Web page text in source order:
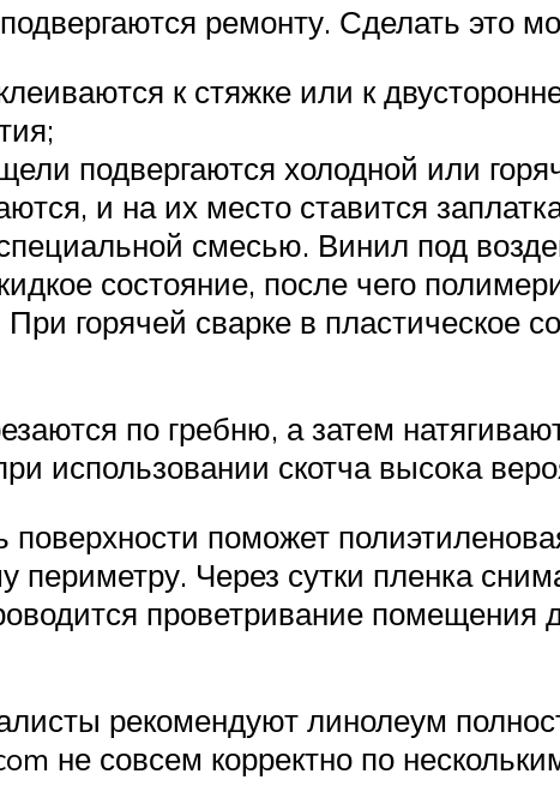
ремонту. Сделать это
к стяжке или к
подвергаются холодной или
и на их место ставится
смесью. Винил под
состояние, после чего
горячей сварке в пластическое
по гребню, а затем
использовании скотча высока
поверхности поможет
периметру. Через сутки пленка
проветривание помещения
рекомендуют линолеум
не совсем корректно по